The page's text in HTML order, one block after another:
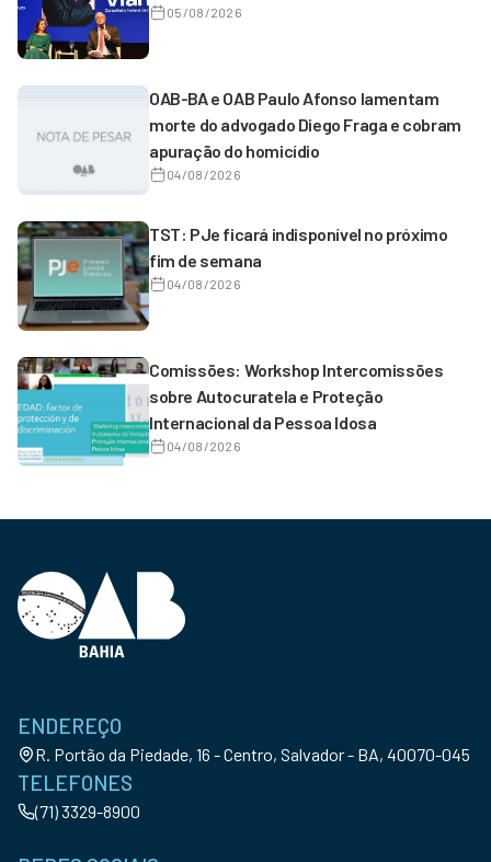
05/08/2026
OAB-BA e OAB Paulo Afonso lamentam
morte do advogado Diego Fraga e cobram
apuração do homicídio
04/08/2026
TST: PJe ficará indisponível no próximo
fim de semana
04/08/2026
Comissões: Workshop Intercomissões
sobre Autocuratela e Proteção
Internacional da Pessoa Idosa
04/08/2026
ENDEREÇO
R. Portão da Piedade, 16 - Centro, Salvador - BA, 40070-045
TELEFONES
(71) 3329-8900